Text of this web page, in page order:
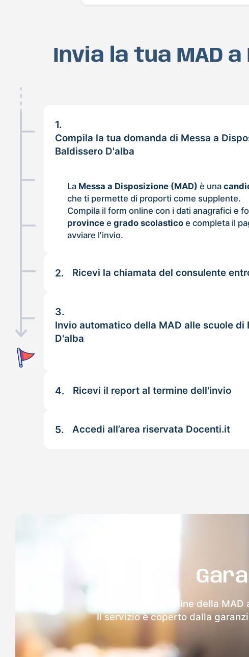
Invia la tua MAD
1.
Compila la tua domanda di Messa a
Baldissero D'alba
La Messa a Disposizione (MAD) è una
che ti permette di proporti come supplente.
Compila il form online con i dati anagrafici e
province egrado scolastico e completa il
avviare l'invio.
2. Ricevi la chiamata del consulente
3.
Invio automatico della MAD alle scuole di
D'alba
4. Ricevi il report al termine dell'invio
5. Accedi all’area riservata Docenti.it
Dopo l'invio online della
Il servizio è coperto dalla